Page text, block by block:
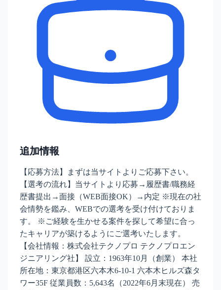
追加情報
【応募方法】まずは当サイトよりご応募下さい。
【選考の流れ】当サイトより応募→履歴書/職務経
歴書提出→面接（WEB面接OK）→内定 ※現在の社
会情勢を鑑み、WEBでの選考を受け付けておりま
す。 ※ご経験を生かせる案件を探して希望に合っ
たキャリアが築けるようにご選考いたします。
【会社情報：株式会社テクノプロ テクノプロエン
ジニアリング社】 設立：1963年10月（創業） 本社
所在地：東京都港区六本木6-10-1 六本木ヒルズ森タ
ワー35F 従業員数：5,643名（2022年6月末現在） 売